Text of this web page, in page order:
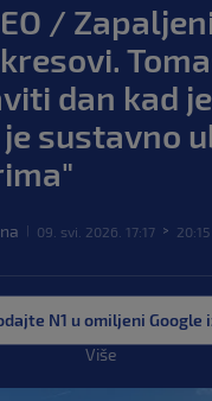
/
dan kad
sustavno
09. svi. 2026. 17:17 > 20:15
N1 u omiljeni Google
Više